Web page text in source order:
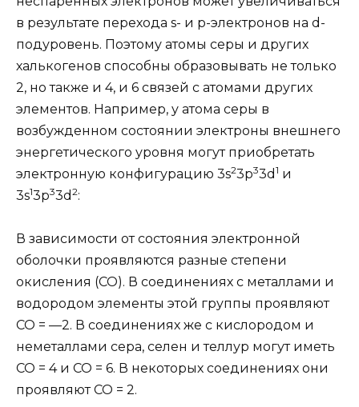
в результате перехода s- и р-электронов на d-
подуровень. Поэтому атомы серы и других
халькогенов способны образовывать не только
2, но также и 4, и 6 связей с атомами других
элементов. Например, у атома серы в
возбужденном состоянии электроны внешнего
энергетического уровня могут приобретать
электронную конфигурацию 3s23р33d 1 и
3s13р33d 2:
В зависимости от состояния электронной
оболочки проявляются разные степени
окисления (СО). В соединениях с металлами и
водородом элементы этой группы проявляют
СО = —2. В соединениях же с кислородом и
неметаллами сера, селен и теллур могут иметь
СО = 4 и СО = 6. В некоторых соединениях они
проявляют СО = 2.